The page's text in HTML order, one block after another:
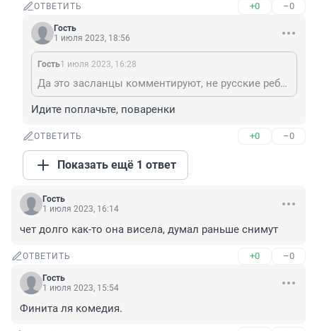
ОТВЕТИТЬ +0 –0
Гость
1 июля 2023, 18:56
Гость1 июля 2023, 16:28
Да это засланцы комментируют, не русские ребята. Не обращай внимания.
Идите поплачьте, поваренки
ОТВЕТИТЬ +0 –0
Показать ещё 1 ответ
Гость
1 июля 2023, 16:14
чет долго как-то она висела, думал раньше снимут
ОТВЕТИТЬ +0 –0
Гость
1 июля 2023, 15:54
Финита ля комедия.